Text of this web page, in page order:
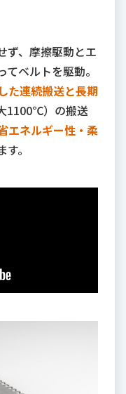
ず、摩擦駆動とエ
ベルトを駆動。
た連続搬送と長期
1100℃）の搬送
エネルギー性・柔
。